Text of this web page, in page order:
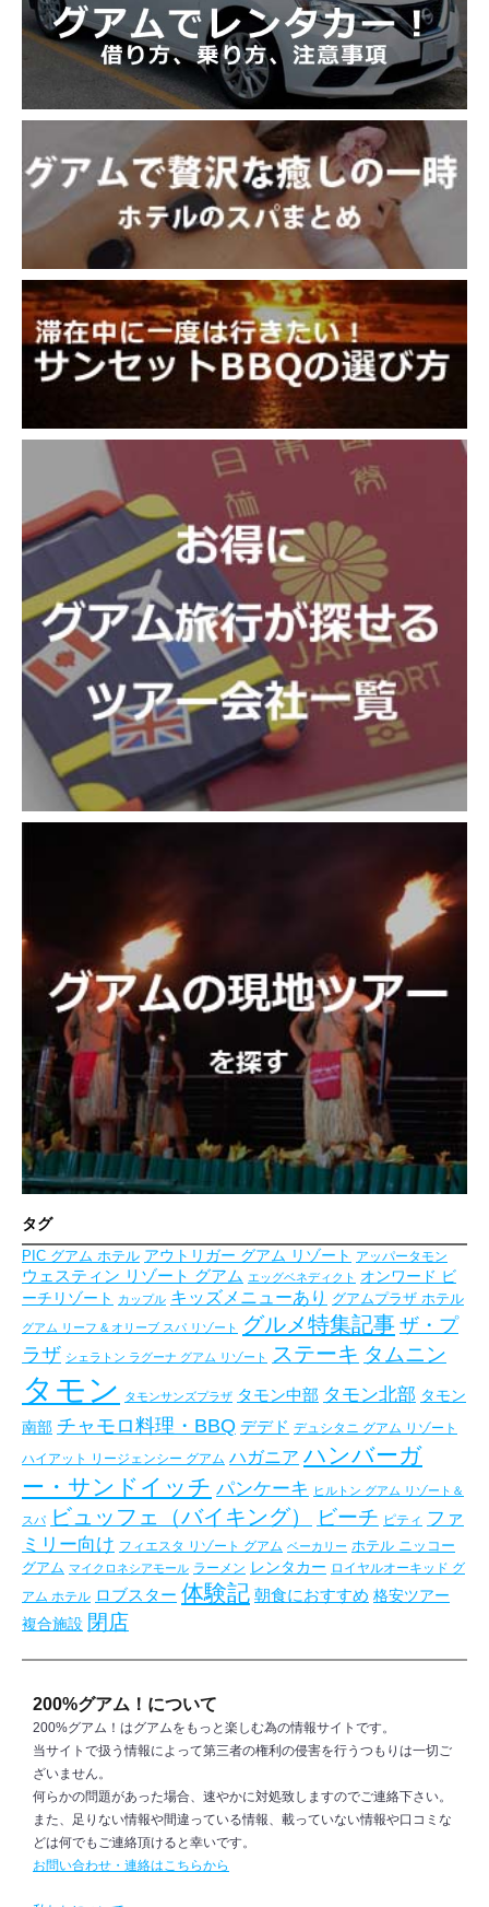
タグ
PIC グアム ホテル アウトリガー グアム リゾート アッパータモン
ウェスティン リゾート グアム エッグベネディクト オンワード ビ
ーチリゾート
カップル キッズメニューあり グアムプラザ ホテル
グアム リーフ & オリーブ スパ リゾート グルメ特集記事 ザ・プ
ラザ シェラトン ラグーナ グアム リゾート ステーキ タムニン
タモン タモンサンズプラザ タモン中部 タモン北部 タモン
南部 チャモロ料理・BBQ デデド デュシタニ グアム リゾート
ハイアット リージェンシー グアム ハガニア ハンバーガ
ー・サンドイッチ パンケーキ ヒルトン グアム リゾート＆
スパ ビュッフェ（バイキング） ビーチ ピティ ファ
ミリー向け フィエスタ リゾート グアム ベーカリー ホテル ニッコー
グアム マイクロネシアモール ラーメン レンタカー ロイヤルオーキッド グ
アム ホテル ロブスター 体験記 朝食におすすめ 格安ツアー
複合施設 閉店
200%グアム！について
200%グアム！はグアムをもっと楽しむ為の情報サイトです。
当サイトで扱う情報によって第三者の権利の侵害を行うつもりは一切ご
ざいません。
何らかの問題があった場合、速やかに対処致しますのでご連絡下さい。
また、足りない情報や間違っている情報、載っていない情報や口コミな
どは何でもご連絡頂けると幸いです。
お問い合わせ・連絡はこちらから